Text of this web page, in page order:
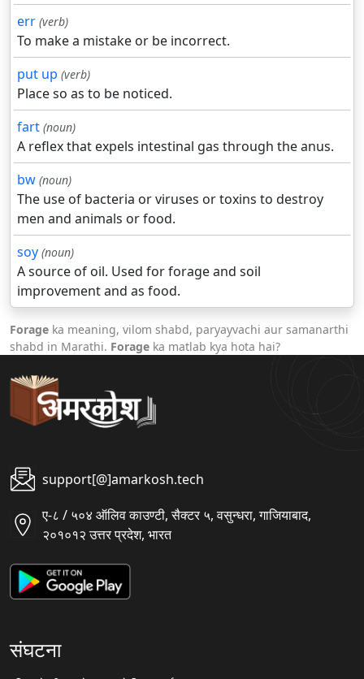
err (verb)
To make a mistake or be incorrect.
put up (verb)
Place so as to be noticed.
fart (noun)
A reflex that expels intestinal gas through the anus.
bw (noun)
The use of bacteria or viruses or toxins to destroy
men and animals or food.
soy (noun)
A source of oil. Used for forage and soil
improvement and as food.
Forage ka meaning, vilom shabd, paryayvachi aur samanarthi
shabd in Marathi. Forage ka matlab kya hota hai?
support[@]amarkosh.tech
ए-८ / ५०४ ऑलिव काउण्टी, सैक्टर ५, वसुन्धरा, गाजियाबाद,
२०१०१२ उत्तर प्रदेश, भारत
संघटना